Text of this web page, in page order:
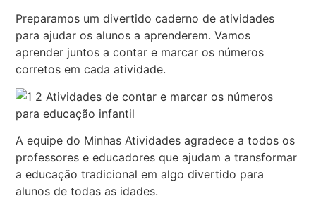
Preparamos um divertido caderno de atividades
para ajudar os alunos a aprenderem. Vamos
aprender juntos a contar e marcar os números
corretos em cada atividade.
A equipe do Minhas Atividades agradece a todos os
professores e educadores que ajudam a transformar
a educação tradicional em algo divertido para
alunos de todas as idades.